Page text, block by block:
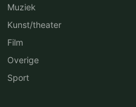
Muziek
Kunst/theater
Film
Overige
Sport